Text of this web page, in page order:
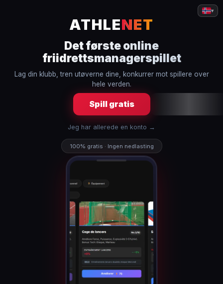
▾
ATHLENET
Det første online
friidrettsmanagerspillet
Lag din klubb, tren utøverne dine, konkurrer mot spillere over
hele verden.
Spill gratis
Jeg har allerede en konto →
100% gratis · Ingen nedlasting